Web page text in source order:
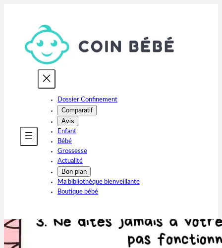
contenu
Dossier Confinement
Comparatif
Avis
Enfant
Bébé
Grossesse
Actualité
Bon plan
Ma bibliothèque bienveillante
Boutique bébé